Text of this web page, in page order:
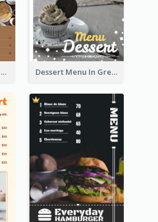
All-Day Breakfast Menu In Brown And Red Dessert Menu In Grey Colour Tone